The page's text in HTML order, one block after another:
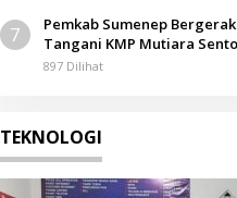
7
Pemkab Sumenep
Tangani KMP Mutiara
Terbakar
897 Dilihat
TEKNOLOGI